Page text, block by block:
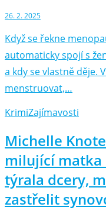
26. 2. 2025
Když se řekne
automaticky spojí s
a kdy se vlastně děje.
menstruovat,…
KrimiZajímavosti
Michelle
milující
týrala dcery,
zastřelit